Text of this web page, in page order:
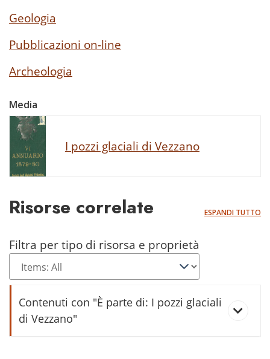
Geologia
Pubblicazioni on-line
Archeologia
Media
I pozzi glaciali di Vezzano
Risorse correlate ESPANDI TUTTO
Filtra per tipo di risorsa e proprietà
Contenuti con "È parte di: I pozzi glaciali
di Vezzano"